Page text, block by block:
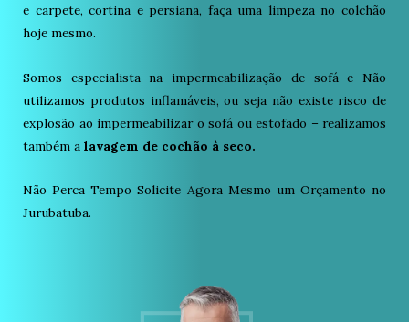
e carpete, cortina e persiana, faça uma limpeza no colchão
hoje mesmo.
Somos especialista na impermeabilização de sofá e Não
utilizamos produtos inflamáveis, ou seja não existe risco de
explosão ao impermeabilizar o sofá ou estofado – realizamos
também a lavagem de cochão à seco.
Não Perca Tempo Solicite Agora Mesmo um Orçamento no
Jurubatuba.